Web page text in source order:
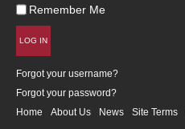
Remember Me
LOG IN
Forgot your username?
Forgot your password?
Home
About Us News Site Terms